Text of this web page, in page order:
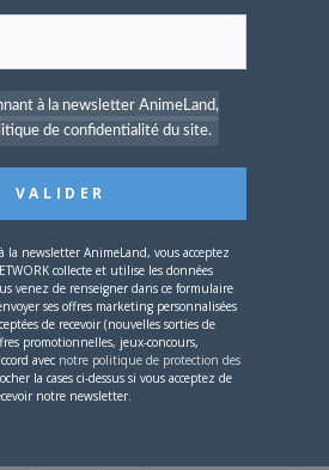
: le merchandising à tout va
demande des qualités
, qualités (et passion) que
ont en partie (tous les
d’informatique et de vidéos (+
music —> anime music video
à la newsletter AnimeLand,
de confidentialité du site.
la newsletter AnimeLand, vous acceptez
collecte et utilise les données
venez de renseigner dans ce formulaire
ses offres marketing personnalisées
de recevoir (nouvelles sorties de
promotionnelles, jeux-concours,
avec notre politique de protection des
la cases ci-dessus si vous acceptez de
notre newsletter.